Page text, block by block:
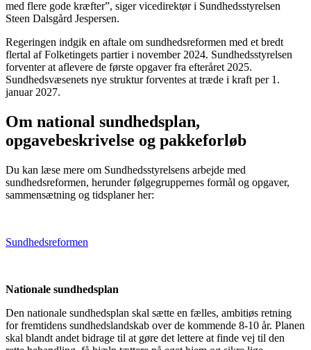
med flere gode kræfter”, siger vicedirektør i Sundhedsstyrelsen
Steen Dalsgård Jespersen.
Regeringen indgik en aftale om sundhedsreformen med et bredt
flertal af Folketingets partier i november 2024. Sundhedsstyrelsen
forventer at aflevere de første opgaver fra efteråret 2025.
Sundhedsvæsenets nye struktur forventes at træde i kraft per 1.
januar 2027.
Om national sundhedsplan,
opgavebeskrivelse og pakkeforløb
Du kan læse mere om Sundhedsstyrelsens arbejde med
sundhedsreformen, herunder følgegruppernes formål og opgaver,
sammensætning og tidsplaner her:
Sundhedsreformen
Nationale sundhedsplan
Den nationale sundhedsplan skal sætte en fælles, ambitiøs retning
for fremtidens sundhedslandskab over de kommende 8-10 år. Planen
skal blandt andet bidrage til at gøre det lettere at finde vej til den